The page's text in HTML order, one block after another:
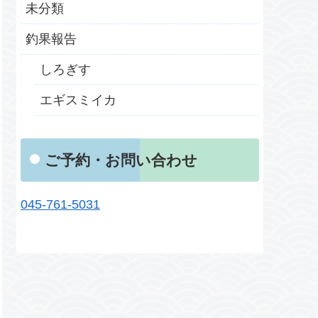
未分類
釣果報告
しろぎす
エギスミイカ
ご予約・お問い合わせ
045-761-5031